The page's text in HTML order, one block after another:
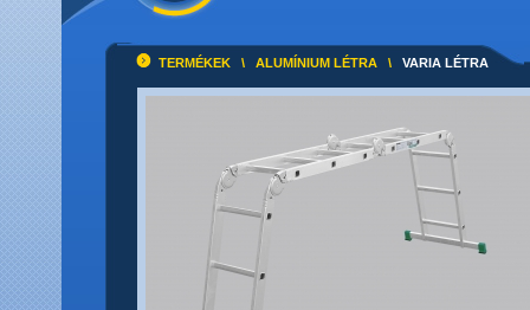
TERMÉKEK \ ALUMÍNIUM LÉTRA \ VARIA LÉTRA